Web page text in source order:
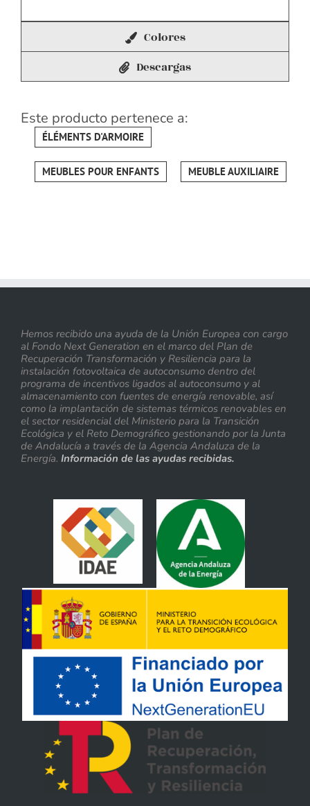
Colores
Descargas
Este producto pertenece a:
ÉLÉMENTS D'ARMOIRE
MEUBLES POUR ENFANTS MEUBLE AUXILIAIRE
Hemos recibido una ayuda de la Unión Europea con cargo
al Fondo Next Generation en el marco del Plan de
Recuperación Transformación y Resiliencia para la
instalación fotovoltaica de autoconsumo dentro del
programa de incentivos ligados al autoconsumo y al
almacenamiento con fuentes de energía renovable, así
como la implantación de sistemas térmicos renovables en
el sector residencial del Ministerio para la Transición
Ecológica y el Reto Demográfico gestionando por la Junta
de Andalucía a través de la Agencia Andaluza de la
Energía. Información de las ayudas recibidas.